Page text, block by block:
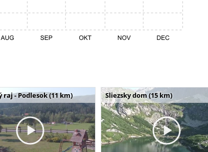
raj - Podlesok (11 km) Sliezsky dom (15 km)